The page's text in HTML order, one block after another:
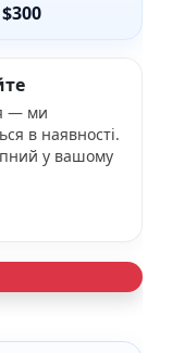
— ми
в наявності.
у вашому